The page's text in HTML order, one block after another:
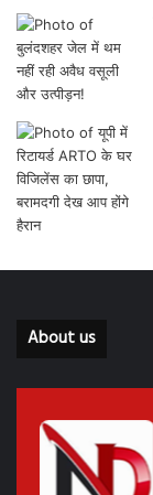
About us